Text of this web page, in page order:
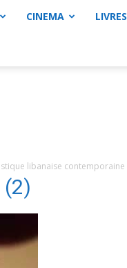
CINEMA LIVRES
libanaise contemporaine